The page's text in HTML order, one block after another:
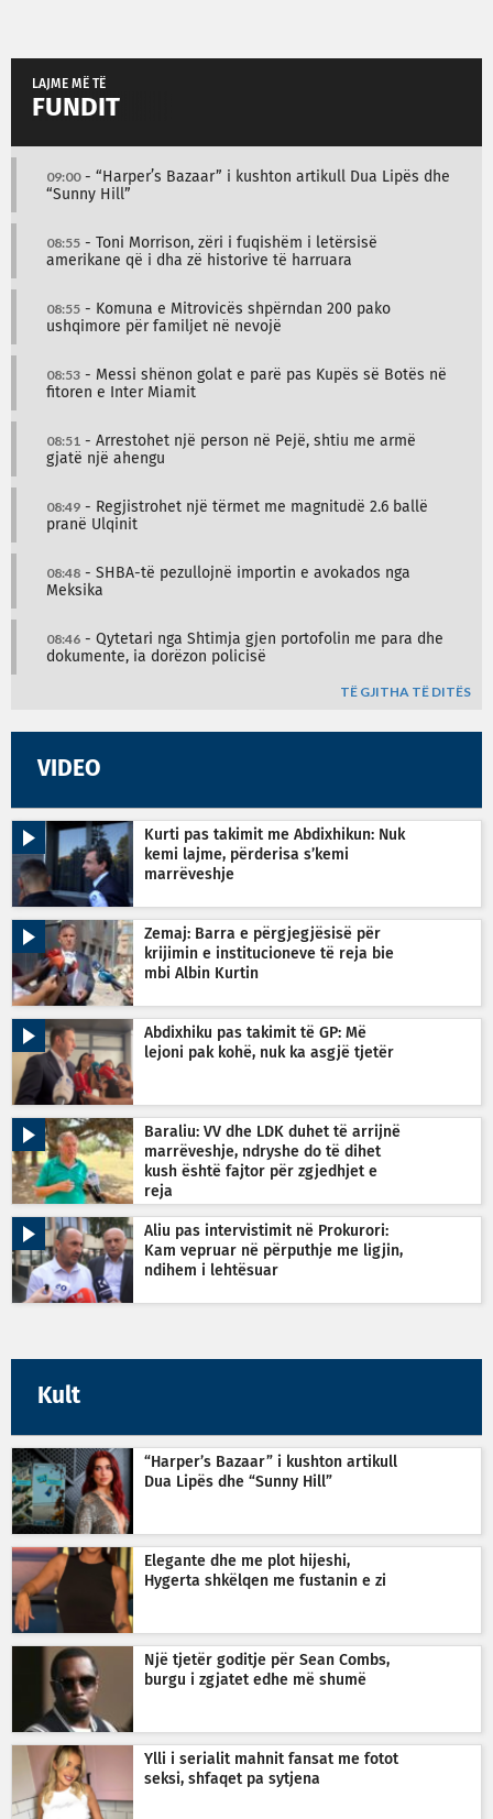
LAJME MË TË
FUNDIT
09:00- “Harper’s Bazaar” i kushton artikull Dua Lipës dhe
“Sunny Hill”
08:55 - Toni Morrison, zëri i fuqishëm i letërsisë
amerikane që i dha zë historive të harruara
08:55 - Komuna e Mitrovicës shpërndan 200 pako
ushqimore për familjet në nevojë
08:53 - Messi shënon golat e parë pas Kupës së Botës në
fitoren e Inter Miamit
08:51 - Arrestohet një person në Pejë, shtiu me armë
gjatë një ahengu
08:49 - Regjistrohet një tërmet me magnitudë 2.6 ballë
pranë Ulqinit
08:48 - SHBA-të pezullojnë importin e avokados nga
Meksika
08:46 - Qytetari nga Shtimja gjen portofolin me para dhe
dokumente, ia dorëzon policisë
TË GJITHA TË DITËS
VIDEO
Kurti pas takimit me Abdixhikun: Nuk
kemi lajme, përderisa s’kemi
marrëveshje
Zemaj: Barra e përgjegjësisë për
krijimin e institucioneve të reja bie
mbi Albin Kurtin
Abdixhiku pas takimit të GP: Më
lejoni pak kohë, nuk ka asgjë tjetër
Baraliu: VV dhe LDK duhet të arrijnë
marrëveshje, ndryshe do të dihet
kush është fajtor për zgjedhjet e
reja
Aliu pas intervistimit në Prokurori:
Kam vepruar në përputhje me ligjin,
ndihem i lehtësuar
Kult
“Harper’s Bazaar” i kushton artikull
Dua Lipës dhe “Sunny Hill”
Elegante dhe me plot hijeshi,
Hygerta shkëlqen me fustanin e zi
Një tjetër goditje për Sean Combs,
burgu i zgjatet edhe më shumë
Ylli i serialit mahnit fansat me fotot
seksi, shfaqet pa sytjena